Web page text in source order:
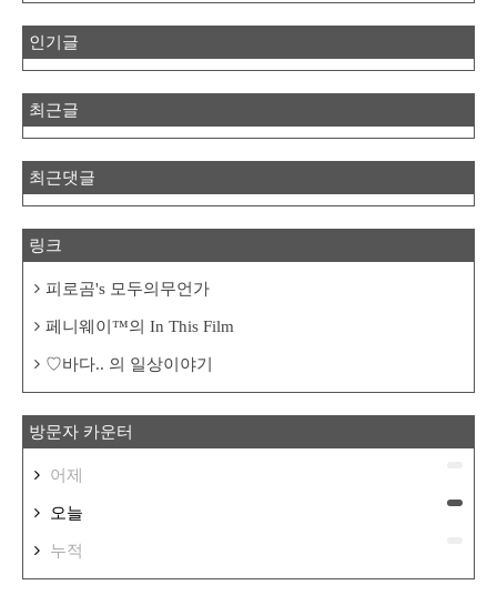
인기글
최근글
최근댓글
링크
피로곰's 모두의무언가
페니웨이™의 In This Film
♡바다.. 의 일상이야기
방문자 카운터
어제
오늘
누적